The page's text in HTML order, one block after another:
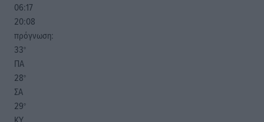
06:17
20:08
πρόγνωση:
33°
ΠΑ
28°
ΣΑ
29°